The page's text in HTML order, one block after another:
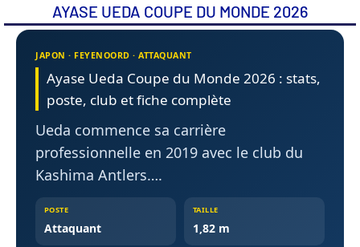
AYASE UEDA COUPE DU MONDE 2026
JAPON · FEYENOORD · ATTAQUANT
Ayase Ueda Coupe du Monde 2026 : stats,
poste, club et fiche complète
Ueda commence sa carrière
professionnelle en 2019 avec le club du
Kashima Antlers….
POSTE
Attaquant
TAILLE
1,82 m